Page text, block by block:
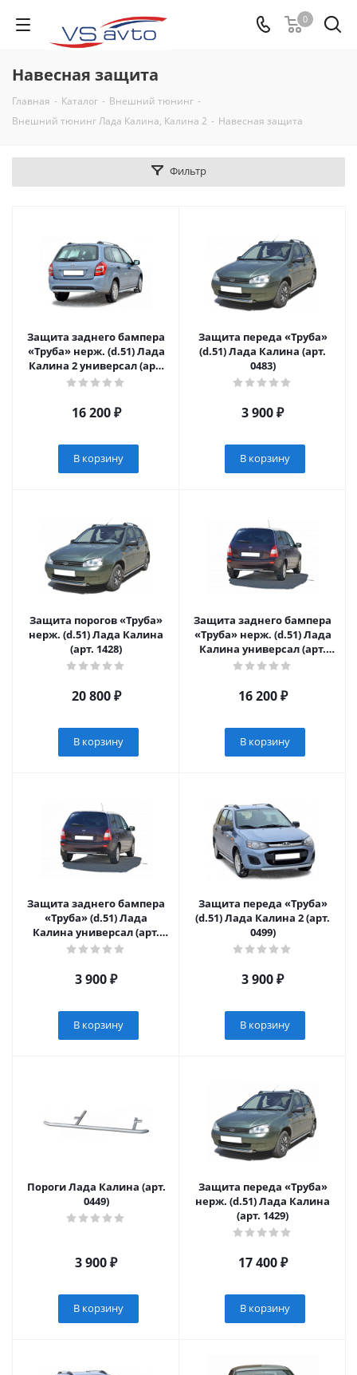
0
Навесная защита
Главная - Каталог - Внешний тюнинг -
Внешний тюнинг Лада Калина, Калина 2 - Навесная защита
Фильтр
Защита заднего бампера
«Труба» нерж. (d.51) Лада
Калина 2 универсал (арт.
1434)
16 200₽
В корзину
Защита переда «Труба»
(d.51) Лада Калина (арт.
0483)
3 900₽
В корзину
Защита порогов «Труба»
нерж. (d.51) Лада Калина
(арт. 1428)
20 800₽
В корзину
Защита заднего бампера
«Труба» нерж. (d.51) Лада
Калина универсал (арт.
1430)
16 200₽
В корзину
Защита заднего бампера
«Труба» (d.51) Лада
Калина универсал (арт.
0484)
3 900₽
В корзину
Защита переда «Труба»
(d.51) Лада Калина 2 (арт.
0499)
3 900₽
В корзину
Пороги Лада Калина (арт.
0449)
3 900₽
В корзину
Защита переда «Труба»
нерж. (d.51) Лада Калина
(арт. 1429)
17 400₽
В корзину